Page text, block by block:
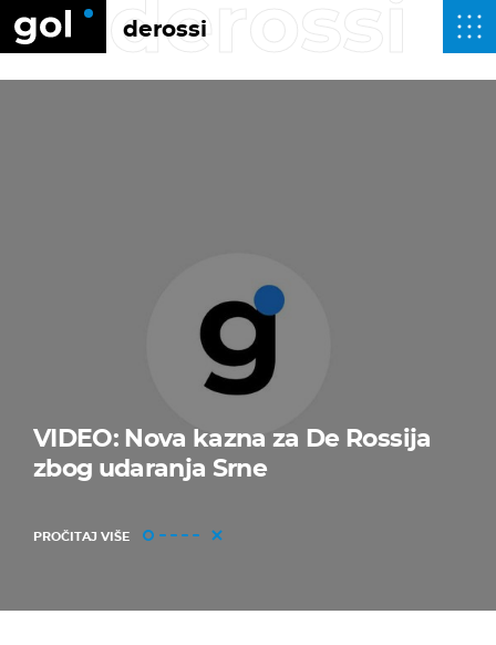
derossi
derossi
VIDEO: Nova kazna za De Rossija
zbog udaranja Srne
PROČITAJ VIŠE